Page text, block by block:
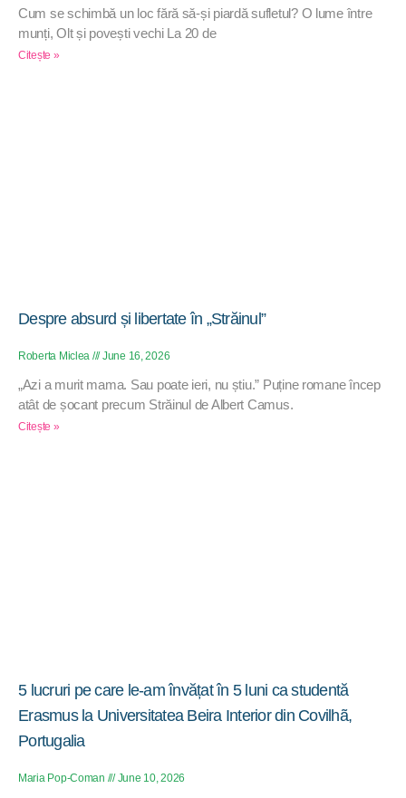
Cum se schimbă un loc fără să-și piardă sufletul? O lume între
munți, Olt și povești vechi La 20 de
Citește »
Despre absurd și libertate în „Străinul”
Roberta Miclea June 16, 2026
„Azi a murit mama. Sau poate ieri, nu știu.” Puține romane încep
atât de șocant precum Străinul de Albert Camus.
Citește »
5 lucruri pe care le-am învățat în 5 luni ca studentă
Erasmus la Universitatea Beira Interior din Covilhã,
Portugalia
Maria Pop-Coman June 10, 2026